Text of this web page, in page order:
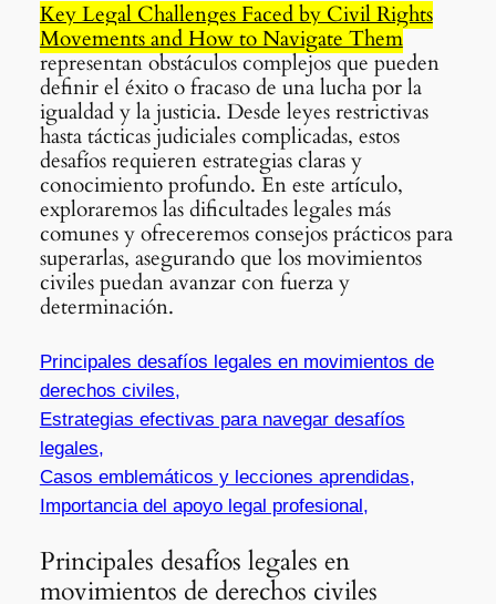
Key Legal Challenges Faced by Civil Rights
Movements and How to Navigate Them
representan obstáculos complejos que pueden
definir el éxito o fracaso de una lucha por la
igualdad y la justicia. Desde leyes restrictivas
hasta tácticas judiciales complicadas, estos
desafíos requieren estrategias claras y
conocimiento profundo. En este artículo,
exploraremos las dificultades legales más
comunes y ofreceremos consejos prácticos para
superarlas, asegurando que los movimientos
civiles puedan avanzar con fuerza y
determinación.
Principales desafíos legales en movimientos de
derechos civiles,
Estrategias efectivas para navegar desafíos
legales,
Casos emblemáticos y lecciones aprendidas,
Importancia del apoyo legal profesional,
Principales desafíos legales en
movimientos de derechos civiles